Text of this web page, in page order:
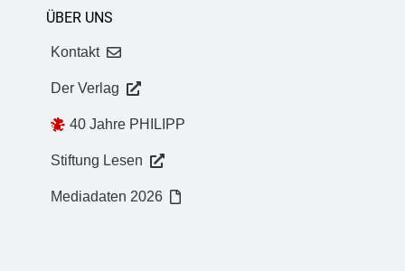
ÜBER UNS
Kontakt
Der Verlag
40 Jahre PHILIPP
Stiftung Lesen
Mediadaten 2026